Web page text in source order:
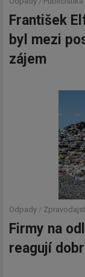
František
byl mezi
zájem
Odpady /
Firmy na
reagují